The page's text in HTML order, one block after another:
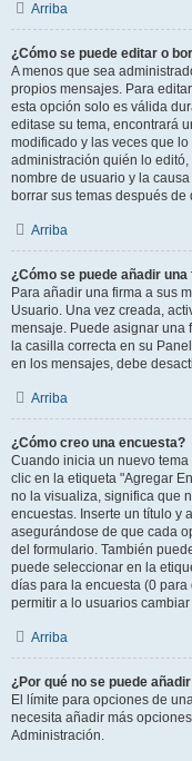
Arriba
¿Cómo se puede editar o
A menos que sea
propios mensajes. Para
esta opción solo es válida
editase su tema, encontrará
modificado y las veces que
administración quién lo
nombre de usuario y la
borrar sus temas después
Arriba
¿Cómo se puede añadir
Para añadir una firma a sus
Usuario. Una vez creada,
mensaje. Puede asignar una
la casilla correcta en su
en los mensajes, debe
Arriba
¿Cómo creo una encuesta?
Cuando inicia un nuevo
clic en la etiqueta "Agregar
no la visualiza, significa que
encuestas. Inserte un título y
asegurándose de que cada
del formulario. También
puede seleccionar en la
días para la encuesta (0
permitir a lo usuarios cambiar
Arriba
¿Por qué no se puede
El límite para opciones de
necesita añadir más
Administración.